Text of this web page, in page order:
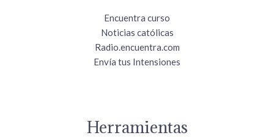
Encuentra curso
Noticias católicas
Radio.encuentra.com
Envía tus Intensiones
Herramientas